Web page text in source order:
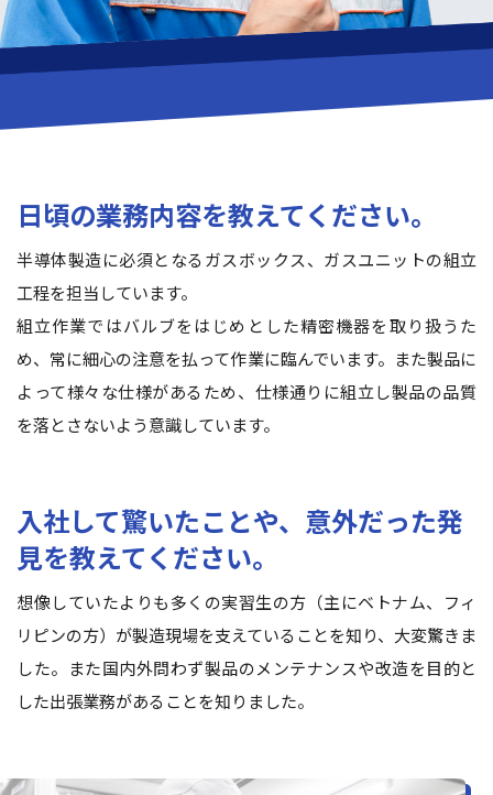
日頃の業務内容を教えてください。
半導体製造に必須となるガスボックス、ガスユニットの組立
工程を担当しています。
組立作業ではバルブをはじめとした精密機器を取り扱うた
め、常に細心の注意を払って作業に臨んでいます。また製品に
よって様々な仕様があるため、仕様通りに組立し製品の品質
を落とさないよう意識しています。
入社して驚いたことや、意外だった発
見を教えてください。
想像していたよりも多くの実習生の方（主にベトナム、フィ
リピンの方）が製造現場を支えていることを知り、大変驚きま
した。また国内外問わず製品のメンテナンスや改造を目的と
した出張業務があることを知りました。